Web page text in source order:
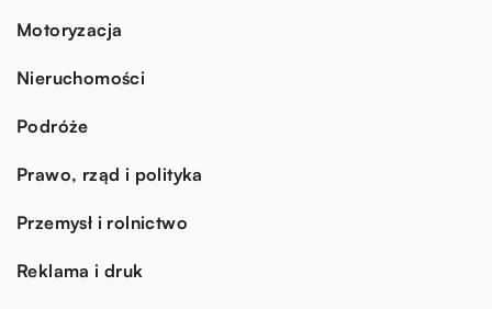
Motoryzacja
Nieruchomości
Podróże
Prawo, rząd i polityka
Przemysł i rolnictwo
Reklama i druk